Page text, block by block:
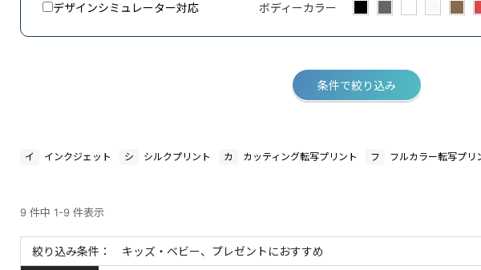
デザインシミュレーター対応 ボディーカラー
条件で絞り込み
イ インクジェット シ シルクプリント カ カッティング転写プリント フ フルカラー転写プリ
9 件中 1-9 件表示
絞り込み条件： キッズ・ベビー、プレゼントにおすすめ